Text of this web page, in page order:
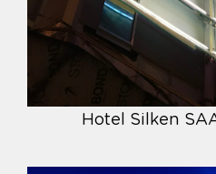
Hotel Silken